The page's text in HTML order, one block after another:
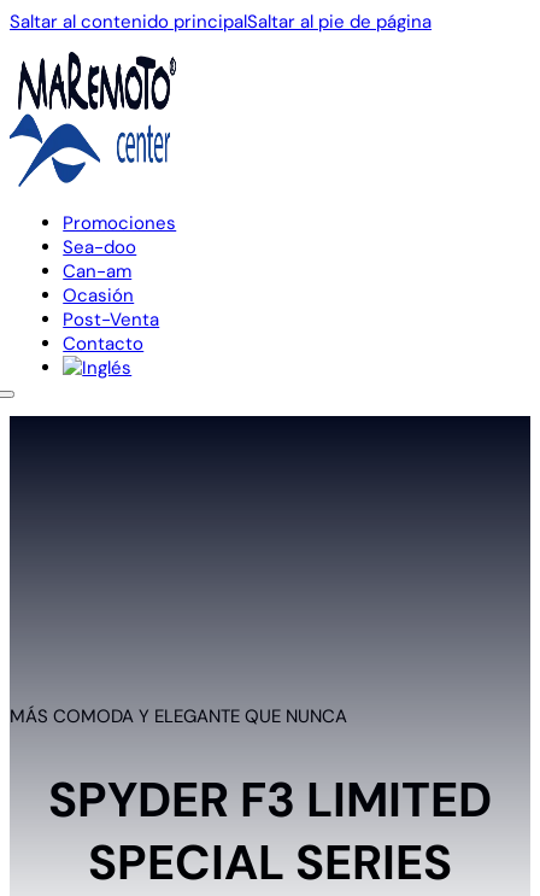
Saltar al contenido principalSaltar al pie de página
Promociones
Sea-doo
Can-am
Ocasión
Post-Venta
Contacto
MÁS COMODA Y ELEGANTE QUE NUNCA
SPYDER F3 LIMITED
SPECIAL SERIES